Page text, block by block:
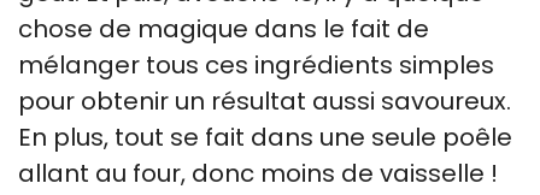
chose de magique dans le fait de
mélanger tous ces ingrédients simples
pour obtenir un résultat aussi savoureux.
En plus, tout se fait dans une seule poêle
allant au four, donc moins de vaisselle !